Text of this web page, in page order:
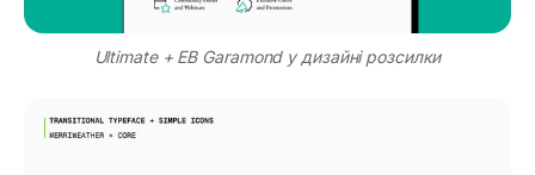
Ultimate + EB Garamond у дизайні розсилки